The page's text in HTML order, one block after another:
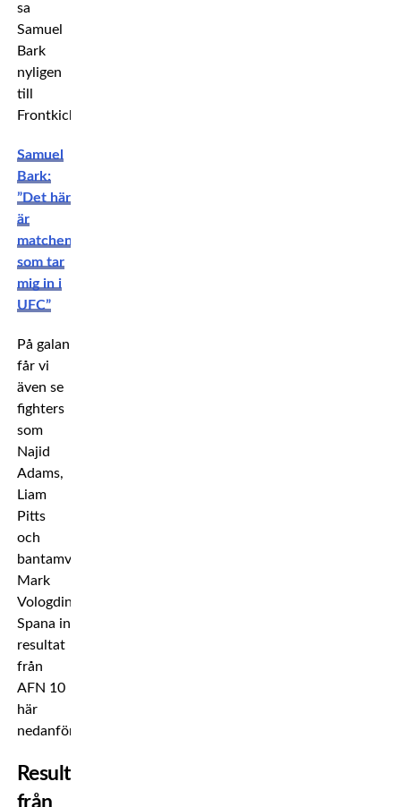
sa
Samuel
Bark
nyligen
till
Frontkick.
Samuel
Bark:
”Det här
är
matchen
som tar
mig in i
UFC”
På galan
får vi
även se
fighters
som
Najid
Adams,
Liam
Pitts
och
bantamviktsmästaren
Mark
Vologdin.
Spana in
resultat
från
AFN 10
här
nedanför!
Resultat
från